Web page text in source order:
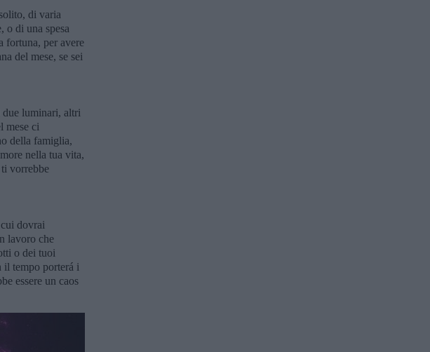
di varia
o di una spesa
fortuna, per avere
del mese, se sei
luminari, altri
mese ci
della famiglia,
nella tua vita,
ti vorrebbe
dovrai
lavoro che
o dei tuoi
il tempo porterá i
essere un caos